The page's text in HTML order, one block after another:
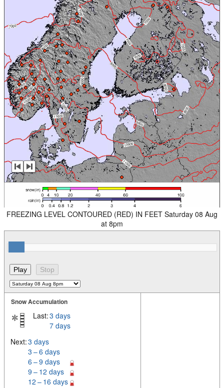
FREEZING LEVEL CONTOURED (RED) IN FEET Saturday 08 Aug
at 8pm
Snow Accumulation
Last:3 days
7 days
Next:3 days
3 – 6 days
6 – 9 days
9 – 12 days
12 – 16 days